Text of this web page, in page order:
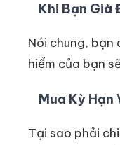
Khi Bạn Già
Nói chung, bạn
hiểm của bạn
Mua Kỳ Hạn
Tại sao phải